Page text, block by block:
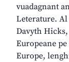
vuadagnant
Leterature.
Davyth
Europeane
Europe,